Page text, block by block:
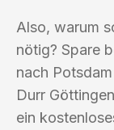
Also, warum
nötig? Spare
nach
Durr
ein